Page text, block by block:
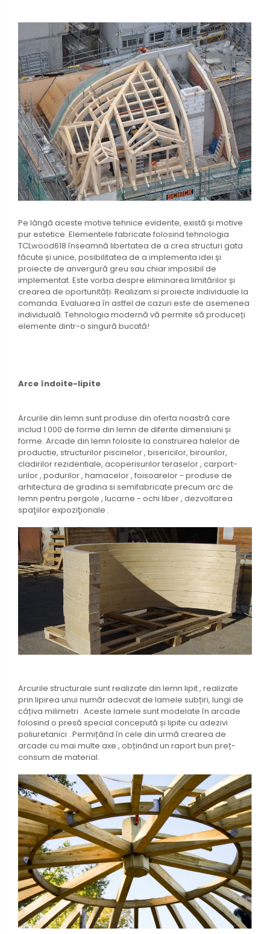
Pe lângă aceste motive tehnice evidente, există și motive
pur estetice. Elementele fabricate folosind tehnologia
TCLwood618 înseamnă libertatea de a crea structuri gata
făcute și unice, posibilitatea de a implementa idei și
proiecte de anvergură greu sau chiar imposibil de
implementat. Este vorba despre eliminarea limitărilor și
crearea de oportunități. Realizam si proiecte individuale la
comanda. Evaluarea în astfel de cazuri este de asemenea
individuală. Tehnologia modernă vă permite să produceți
elemente dintr-o singură bucată!
Arce îndoite-lipite
Arcurile din lemn sunt produse din oferta noastră care
includ 1.000 de forme din lemn de diferite dimensiuni și
forme. Arcade din lemn folosite la construirea halelor de
productie, structurilor piscinelor , bisericilor, birourilor,
cladirilor rezidentiale, acoperisurilor teraselor , carport-
urilor , podurilor , hamacelor , foisoarelor - produse de
arhitectura de gradina si semifabricate precum arc de
lemn pentru pergole , lucarne - ochi liber , dezvoltarea
spaţiilor expoziţionale .
Arcurile structurale sunt realizate din lemn lipit , realizate
prin lipirea unui număr adecvat de lamele subțiri, lungi de
câțiva milimetri . Aceste lamele sunt modelate în arcade
folosind o presă special concepută și lipite cu adezivi
poliuretanici . Permițând în cele din urmă crearea de
arcade cu mai multe axe , obținând un raport bun preț-
consum de material.